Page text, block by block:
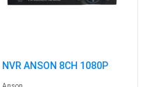
NVR ANSON 8CH 1080P